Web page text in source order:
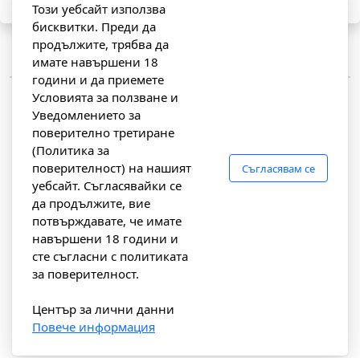
Богдая Винярд Естейт
с. Смочево, община Рила
Този уебсайт използва
бисквитки. Преди да
продължите, трябва да
имате навършени 18
години и да приемете
Условията за ползване и
Уведомлението за
поверително третиране
(Политика за
поверителност) на нашият
уебсайт. Съгласявайки се
да продължите, вие
потвърждавате, че имате
навършени 18 години и
сте съгласни с политиката
за поверителност.
Център за лични данни
Повече информация
Съгласявам се